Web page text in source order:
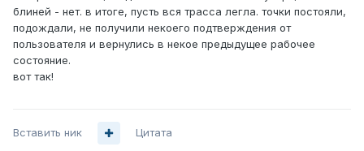
блиней - нет. в итоге, пусть вся трасса легла. точки постояли,
подождали, не получили некоего подтверждения от
пользователя и вернулись в некое предыдущее рабочее
состояние.
вот так!
Вставить ник Цитата